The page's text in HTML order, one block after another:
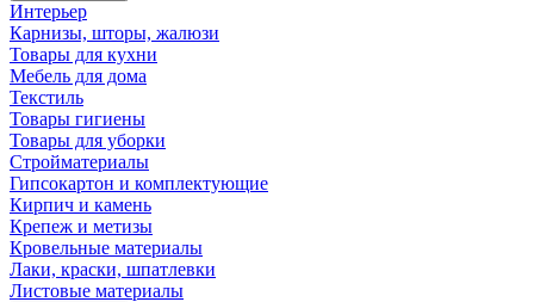
Интерьер
Карнизы, шторы, жалюзи
Товары для кухни
Мебель для дома
Текстиль
Товары гигиены
Товары для уборки
Стройматериалы
Гипсокартон и комплектующие
Кирпич и камень
Крепеж и метизы
Кровельные материалы
Лаки, краски, шпатлевки
Листовые материалы